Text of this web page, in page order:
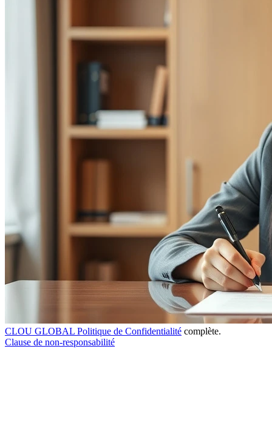
CLOU GLOBAL Politique de Confidentialité complète.
Clause de non-responsabilité